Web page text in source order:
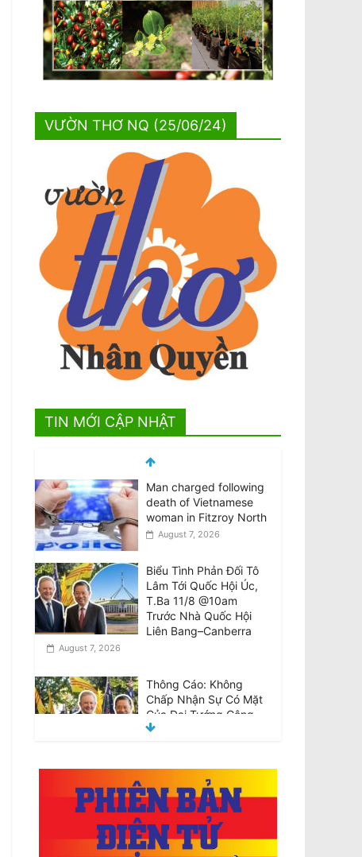
VƯỜN THƠ NQ (25/06/24)
TIN MỚI CẬP NHẬT
Man charged following
death of Vietnamese
woman in Fitzroy North
August 7, 2026
Biểu Tình Phản Đối Tô
Lâm Tới Quốc Hội Úc,
T.Ba 11/8 @10am
Trước Nhà Quốc Hội
Liên Bang–Canberra
August 7, 2026
Thông Cáo: Không
Chấp Nhận Sự Có Mặt
Của Đại Tướng Công
An –Tổng Bí Thư Kiêm
Announcement:
Objection to the Visit of
General of Public